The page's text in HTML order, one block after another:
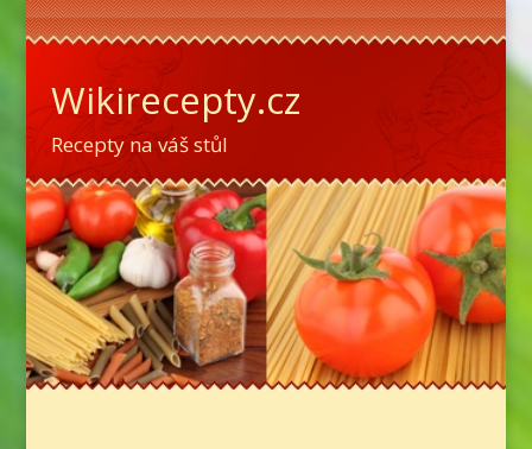
Wikirecepty.cz
Recepty na váš stůl